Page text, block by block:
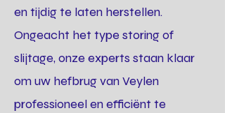
en tijdig te laten herstellen.
Ongeacht het type storing of
slijtage, onze experts staan klaar
om uw hefbrug van Veylen
professioneel en efficiënt te